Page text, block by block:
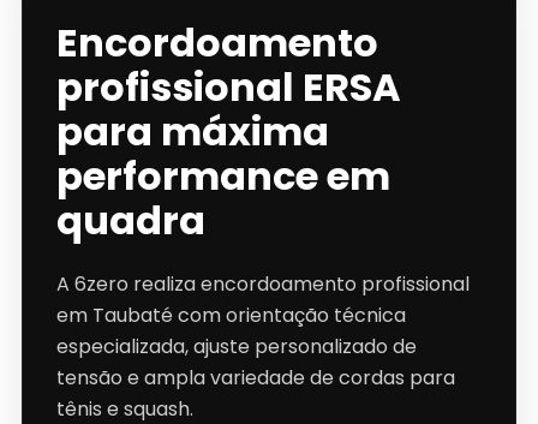
Encordoamento
profissional ERSA
para máxima
performance em
quadra
A 6zero realiza encordoamento profissional
em Taubaté com orientação técnica
especializada, ajuste personalizado de
tensão e ampla variedade de cordas para
tênis e squash.